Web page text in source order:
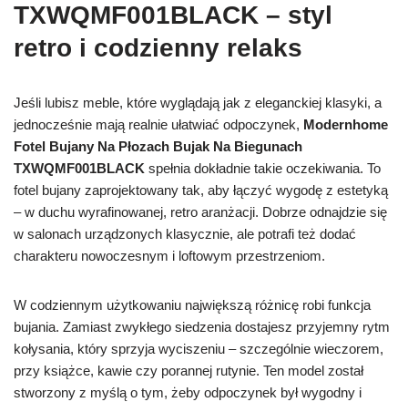
TXWQMF001BLACK – styl
retro i codzienny relaks
Jeśli lubisz meble, które wyglądają jak z eleganckiej klasyki, a
jednocześnie mają realnie ułatwiać odpoczynek, Modernhome
Fotel Bujany Na Płozach Bujak Na Biegunach
TXWQMF001BLACK spełnia dokładnie takie oczekiwania. To
fotel bujany zaprojektowany tak, aby łączyć wygodę z estetyką
– w duchu wyrafinowanej, retro aranżacji. Dobrze odnajdzie się
w salonach urządzonych klasycznie, ale potrafi też dodać
charakteru nowoczesnym i loftowym przestrzeniom.
W codziennym użytkowaniu największą różnicę robi funkcja
bujania. Zamiast zwykłego siedzenia dostajesz przyjemny rytm
kołysania, który sprzyja wyciszeniu – szczególnie wieczorem,
przy książce, kawie czy porannej rutynie. Ten model został
stworzony z myślą o tym, żeby odpoczynek był wygodny i